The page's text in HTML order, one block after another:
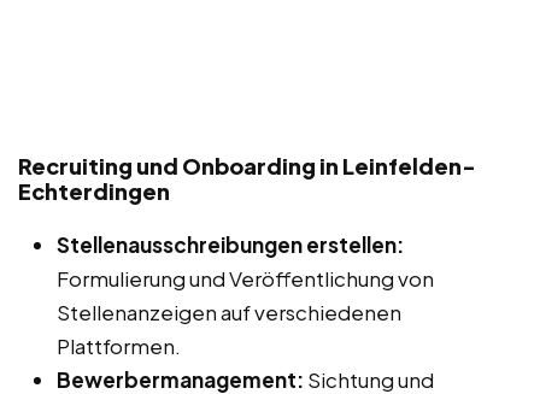
Recruiting und Onboarding in Leinfelden-
Echterdingen
Stellenausschreibungen erstellen:
Formulierung und Veröffentlichung von
Stellenanzeigen auf verschiedenen
Plattformen.
Bewerbermanagement: Sichtung und